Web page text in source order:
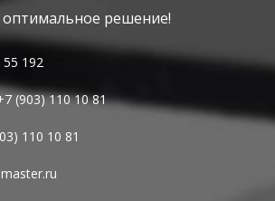
решение!
55 192
(903) 110 10 81
110 10 81